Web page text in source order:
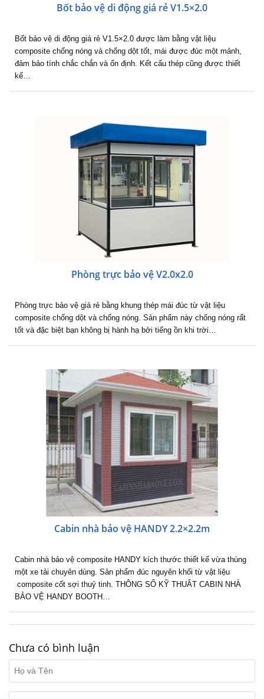
Bốt bảo vệ di động giá rẻ V1.5×2.0
Bốt bảo vệ di động giá rẻ V1.5×2.0 được làm bằng vật liệu
composite chống nóng và chống dột tốt, mái được đúc một mảnh,
đảm bảo tính chắc chắn và ổn định. Kết cấu thép cũng được thiết
kế…
Phòng trực bảo vệ V2.0x2.0
Phòng trực bảo vệ giá rẻ bằng khung thép mái đúc từ vật liệu
composite chống dột và chống nóng. Sản phẩm này chống nóng rất
tốt và đặc biệt bạn không bị hành hạ bởi tiếng ồn khi trời…
Cabin nhà bảo vệ HANDY 2.2×2.2m
Cabin nhà bảo vệ composite HANDY kích thước thiết kế vừa thùng
một xe tải chuyên dùng. Sản phẩm đúc nguyên khối từ vật liệu
composite cốt sợi thuỷ tinh. THÔNG SỐ KỸ THUÂT CABIN NHÀ
BẢO VỆ HANDY BOOTH…
Chưa có bình luận